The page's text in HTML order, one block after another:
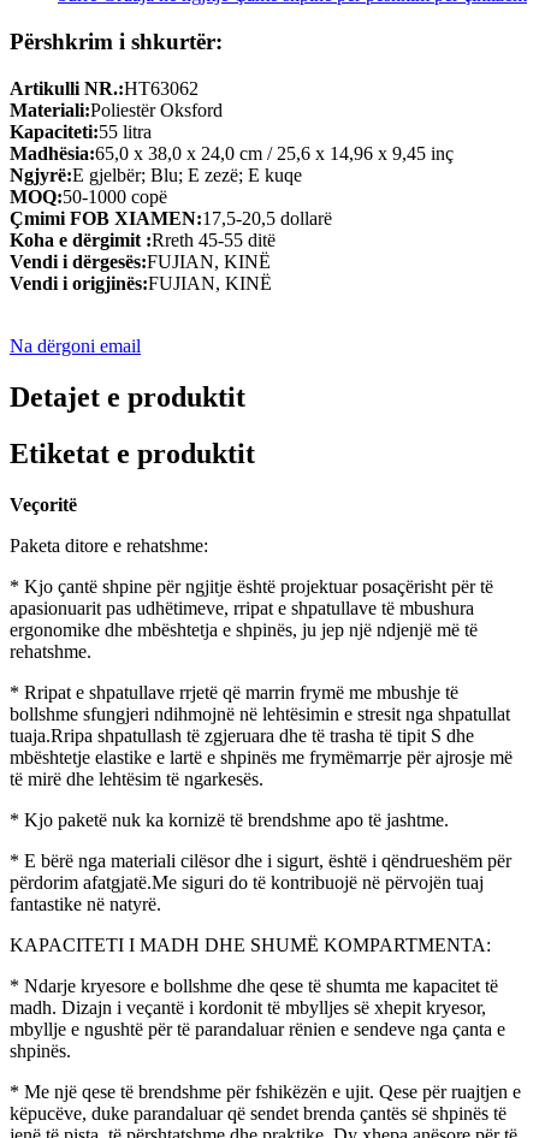
Përshkrim i shkurtër:
Artikulli NR.:HT63062
Materiali:Poliestër Oksford
Kapaciteti:55 litra
Madhësia:65,0 x 38,0 x 24,0 cm / 25,6 x 14,96 x 9,45 inç
Ngjyrë:E gjelbër; Blu; E zezë; E kuqe
MOQ:50-1000 copë
Çmimi FOB XIAMEN:17,5-20,5 dollarë
Koha e dërgimit :Rreth 45-55 ditë
Vendi i dërgesës:FUJIAN, KINË
Vendi i origjinës:FUJIAN, KINË
Na dërgoni email
Detajet e produktit
Etiketat e produktit
Veçoritë
Paketa ditore e rehatshme:
* Kjo çantë shpine për ngjitje është projektuar posaçërisht për të
apasionuarit pas udhëtimeve, rripat e shpatullave të mbushura
ergonomike dhe mbështetja e shpinës, ju jep një ndjenjë më të
rehatshme.
* Rripat e shpatullave rrjetë që marrin frymë me mbushje të
bollshme sfungjeri ndihmojnë në lehtësimin e stresit nga shpatullat
tuaja.Rripa shpatullash të zgjeruara dhe të trasha të tipit S dhe
mbështetje elastike e lartë e shpinës me frymëmarrje për ajrosje më
të mirë dhe lehtësim të ngarkesës.
* Kjo paketë nuk ka kornizë të brendshme apo të jashtme.
* E bërë nga materiali cilësor dhe i sigurt, është i qëndrueshëm për
përdorim afatgjatë.Me siguri do të kontribuojë në përvojën tuaj
fantastike në natyrë.
KAPACITETI I MADH DHE SHUMË KOMPARTMENTA:
* Ndarje kryesore e bollshme dhe qese të shumta me kapacitet të
madh. Dizajn i veçantë i kordonit të mbylljes së xhepit kryesor,
mbyllje e ngushtë për të parandaluar rënien e sendeve nga çanta e
shpinës.
* Me një qese të brendshme për fshikëzën e ujit. Qese për ruajtjen e
këpucëve, duke parandaluar që sendet brenda çantës së shpinës të